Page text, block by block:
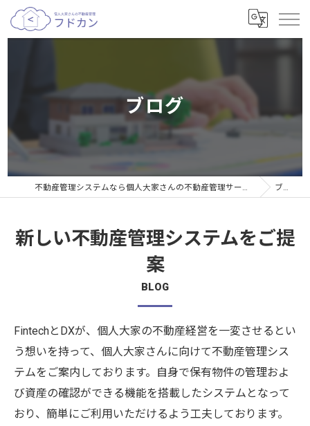
ブログ
不動産管理システムなら個人大家さんの不動産管理サービスフドカン ブログ
新しい不動産管理システムをご提
案
BLOG
FintechとDXが、個人大家の不動産経営を一変させるとい
う想いを持って、個人大家さんに向けて不動産管理シス
テムをご案内しております。自身で保有物件の管理およ
び資産の確認ができる機能を搭載したシステムとなって
おり、簡単にご利用いただけるよう工夫しております。